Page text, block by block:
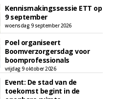
Kennismakingssessie ETT op
9 september
woensdag 9 september 2026
Poel organiseert
Boomverzorgersdag voor
boomprofessionals
vrijdag 9 oktober 2026
Event: De stad van de
toekomst begint in de